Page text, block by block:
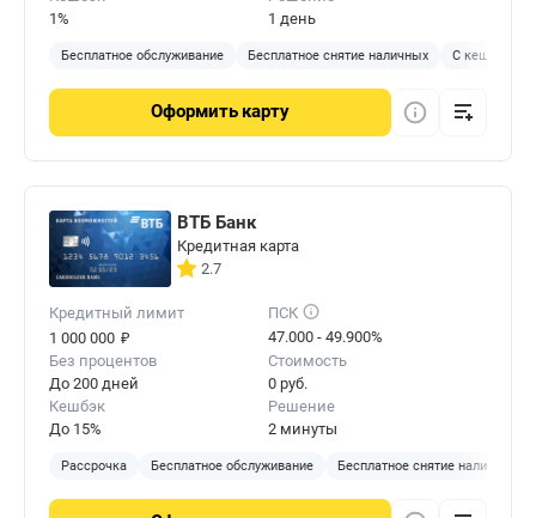
1%
1 день
Бесплатное обслуживание Бесплатное снятие наличных С кешбэком
Оформить карту
ВТБ Банк
Кредитная карта
2.7
Кредитный лимит
1 000 000 ₽
ПСК
47.000 - 49.900%
Без процентов
До 200 дней
Стоимость
0 руб.
Кешбэк
До 15%
Решение
2 минуты
Рассрочка Бесплатное обслуживание Бесплатное снятие наличных